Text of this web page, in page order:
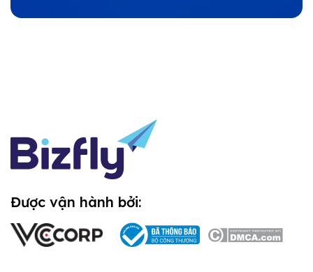
Được vận hành bởi: